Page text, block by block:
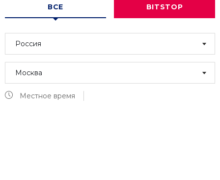
ВСЕ BITSTOP
Россия
Москва
Местное время